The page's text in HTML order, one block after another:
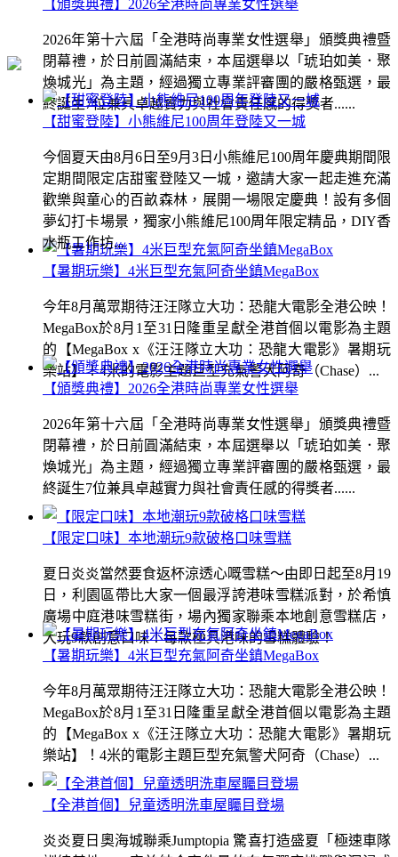
【頒獎典禮】2026全港時尚專業女性選舉
2026年第十六屆「全港時尚專業女性選舉」頒獎典禮暨
閉幕禮，於日前圓滿結束，本屆選舉以「琥珀如美．聚
煥城光」為主題，經過獨立專業評審團的嚴格甄選，最
終誕生7位兼具卓越實力與社會責任感的得獎者......
【暑期玩樂】4米巨型充氣阿奇坐鎮MegaBox
今年8月萬眾期待汪汪隊立大功：恐龍大電影全港公映！
MegaBox於8月1至31日隆重呈獻全港首個以電影為主題
的【MegaBox x《汪汪隊立大功：恐龍大電影》暑期玩
樂站】！4米的電影主題巨型充氣警犬阿奇（Chase）...
【限定口味】本地潮玩9款破格口味雪糕
夏日炎炎當然要食返杯涼透心嘅雪糕～由即日起至8月19
日，利園區帶比大家一個最浮誇港味雪糕派對，於希慎
廣場中庭港味雪糕街，場內獨家聯乘本地創意雪糕店，
大玩9款創意口味！每款極具港味的雪糕體驗！
【全港首個】兒童透明洗車屋矚目登場
炎炎夏日奧海城聯乘Jumptopia 驚喜打造盛夏「極速車隊
【甜蜜登陸】小熊維尼100周年登陸又一城
今個夏天由8月6日至9月3日小熊維尼100周年慶典期間限
定期間限定店甜蜜登陸又一城，邀請大家一起走進充滿
歡樂與童心的百畝森林，展開一場限定慶典！設有多個
夢幻打卡場景，獨家小熊維尼100周年限定精品，DIY香
水瓶工作坊...
【頒獎典禮】2026全港時尚專業女性選舉
2026年第十六屆「全港時尚專業女性選舉」頒獎典禮暨
閉幕禮，於日前圓滿結束，本屆選舉以「琥珀如美．聚
煥城光」為主題，經過獨立專業評審團的嚴格甄選，最
終誕生7位兼具卓越實力與社會責任感的得獎者......
【暑期玩樂】4米巨型充氣阿奇坐鎮MegaBox
今年8月萬眾期待汪汪隊立大功：恐龍大電影全港公映！
MegaBox於8月1至31日隆重呈獻全港首個以電影為主題
的【MegaBox x《汪汪隊立大功：恐龍大電影》暑期玩
樂站】！4米的電影主題巨型充氣警犬阿奇（Chase）...